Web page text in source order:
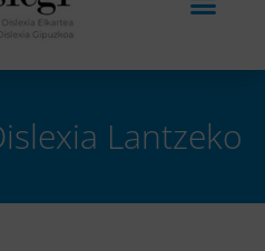
Lantzeko